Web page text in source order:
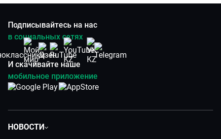
Подписывайтесь на нас
в социальных сетях
И скачивайте наше
мобильное приложение
НОВОСТИ